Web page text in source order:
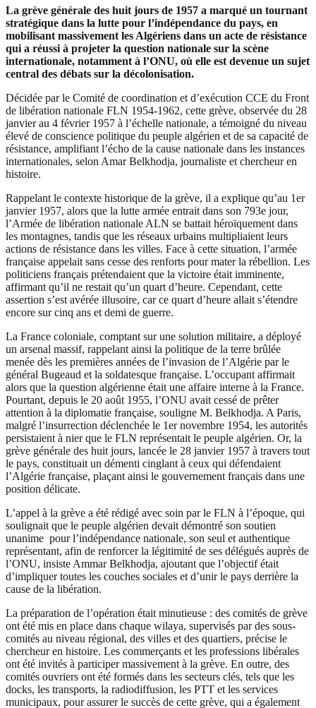
La grève générale des huit jours de 1957 a marqué un tournant
stratégique dans la lutte pour l’indépendance du pays, en
mobilisant massivement les Algériens dans un acte de résistance
qui a réussi à projeter la question nationale sur la scène
internationale, notamment à l’ONU, où elle est devenue un sujet
central des débats sur la décolonisation.
Décidée par le Comité de coordination et d’exécution CCE du Front
de libération nationale FLN 1954-1962, cette grève, observée du 28
janvier au 4 février 1957 à l’échelle nationale, a témoigné du niveau
élevé de conscience politique du peuple algérien et de sa capacité de
résistance, amplifiant l’écho de la cause nationale dans les instances
internationales, selon Amar Belkhodja, journaliste et chercheur en
histoire.
Rappelant le contexte historique de la grève, il a explique qu’au 1er
janvier 1957, alors que la lutte armée entrait dans son 793e jour,
l’Armée de libération nationale ALN se battait héroïquement dans
les montagnes, tandis que les réseaux urbains multipliaient leurs
actions de résistance dans les villes. Face à cette situation, l’armée
française appelait sans cesse des renforts pour mater la rébellion. Les
politiciens français prétendaient que la victoire était imminente,
affirmant qu’il ne restait qu’un quart d’heure. Cependant, cette
assertion s’est avérée illusoire, car ce quart d’heure allait s’étendre
encore sur cinq ans et demi de guerre.
La France coloniale, comptant sur une solution militaire, a déployé
un arsenal massif, rappelant ainsi la politique de la terre brûlée
menée dès les premières années de l’invasion de l’Algérie par le
général Bugeaud et la soldatesque française. L’occupant affirmait
alors que la question algérienne était une affaire interne à la France.
Pourtant, depuis le 20 août 1955, l’ONU avait cessé de prêter
attention à la diplomatie française, souligne M. Belkhodja. A Paris,
malgré l’insurrection déclenchée le 1er novembre 1954, les autorités
persistaient à nier que le FLN représentait le peuple algérien. Or, la
grève générale des huit jours, lancée le 28 janvier 1957 à travers tout
le pays, constituait un démenti cinglant à ceux qui défendaient
l’Algérie française, plaçant ainsi le gouvernement français dans une
position délicate.
L’appel à la grève a été rédigé avec soin par le FLN à l’époque, qui
soulignait que le peuple algérien devait démontré son soutien
unanime pour l’indépendance nationale, son seul et authentique
représentant, afin de renforcer la légitimité de ses délégués auprès de
l’ONU, insiste Ammar Belkhodja, ajoutant que l’objectif était
d’impliquer toutes les couches sociales et d’unir le pays derrière la
cause de la libération.
La préparation de l’opération était minutieuse : des comités de grève
ont été mis en place dans chaque wilaya, supervisés par des sous-
comités au niveau régional, des villes et des quartiers, précise le
chercheur en histoire. Les commerçants et les professions libérales
ont été invités à participer massivement à la grève. En outre, des
comités ouvriers ont été formés dans les secteurs clés, tels que les
docks, les transports, la radiodiffusion, les PTT et les services
municipaux, pour assurer le succès de cette grève, qui a également